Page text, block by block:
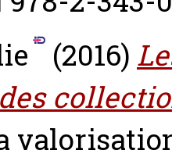
(2016)